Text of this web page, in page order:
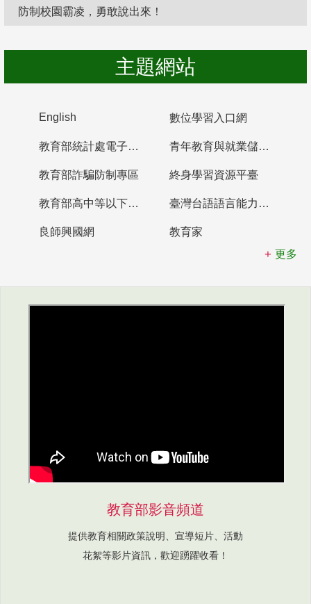
防制校園霸凌，勇敢說出來！
主題網站
English 數位學習入口網
教育部統計處電子書櫃 青年教育與就業儲蓄帳戶
教育部詐騙防制專區 終身學習資源平臺
教育部高中等以下學校及幼兒園教師資格檢定考試 臺灣台語語言能力認證網站
良師興國網
教育家
更多
教育部影音頻道
提供教育相關政策說明、宣導短片、活動
花絮等影片資訊，歡迎踴躍收看！